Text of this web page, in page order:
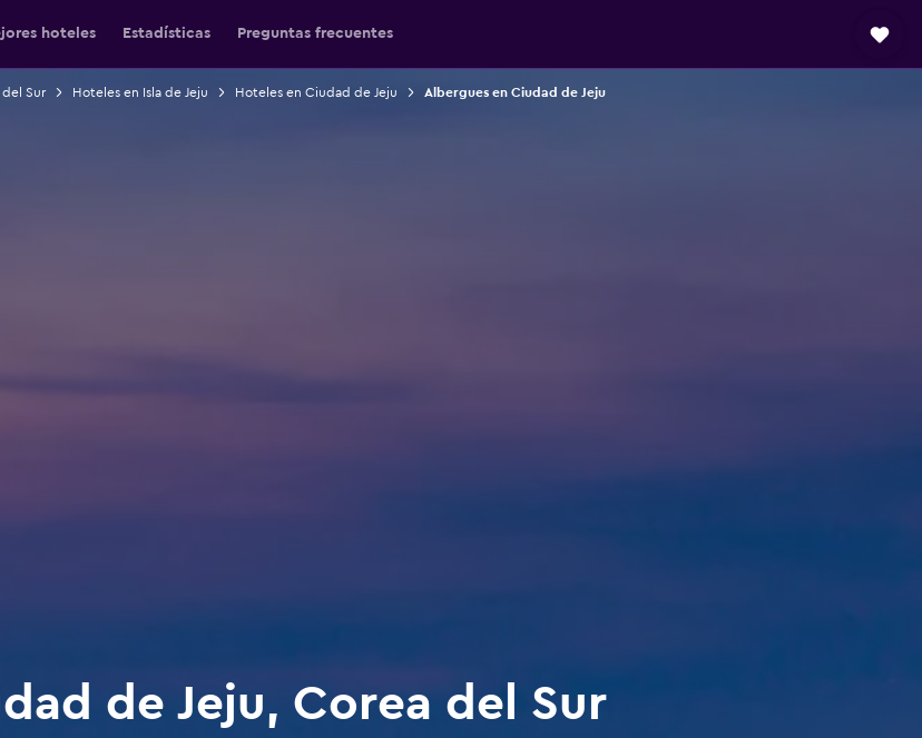
hoteles Estadísticas Preguntas frecuentes
Sur Hoteles en Isla de Jeju Hoteles en Ciudad de Jeju Albergues en Ciudad de Jeju
de Jeju, Corea del Sur